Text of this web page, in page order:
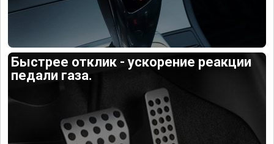
Быстрее отклик - ускорение реакции
педали газа.